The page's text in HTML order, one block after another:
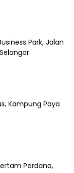
Park, Jalan
Kampung Paya
Perdana,